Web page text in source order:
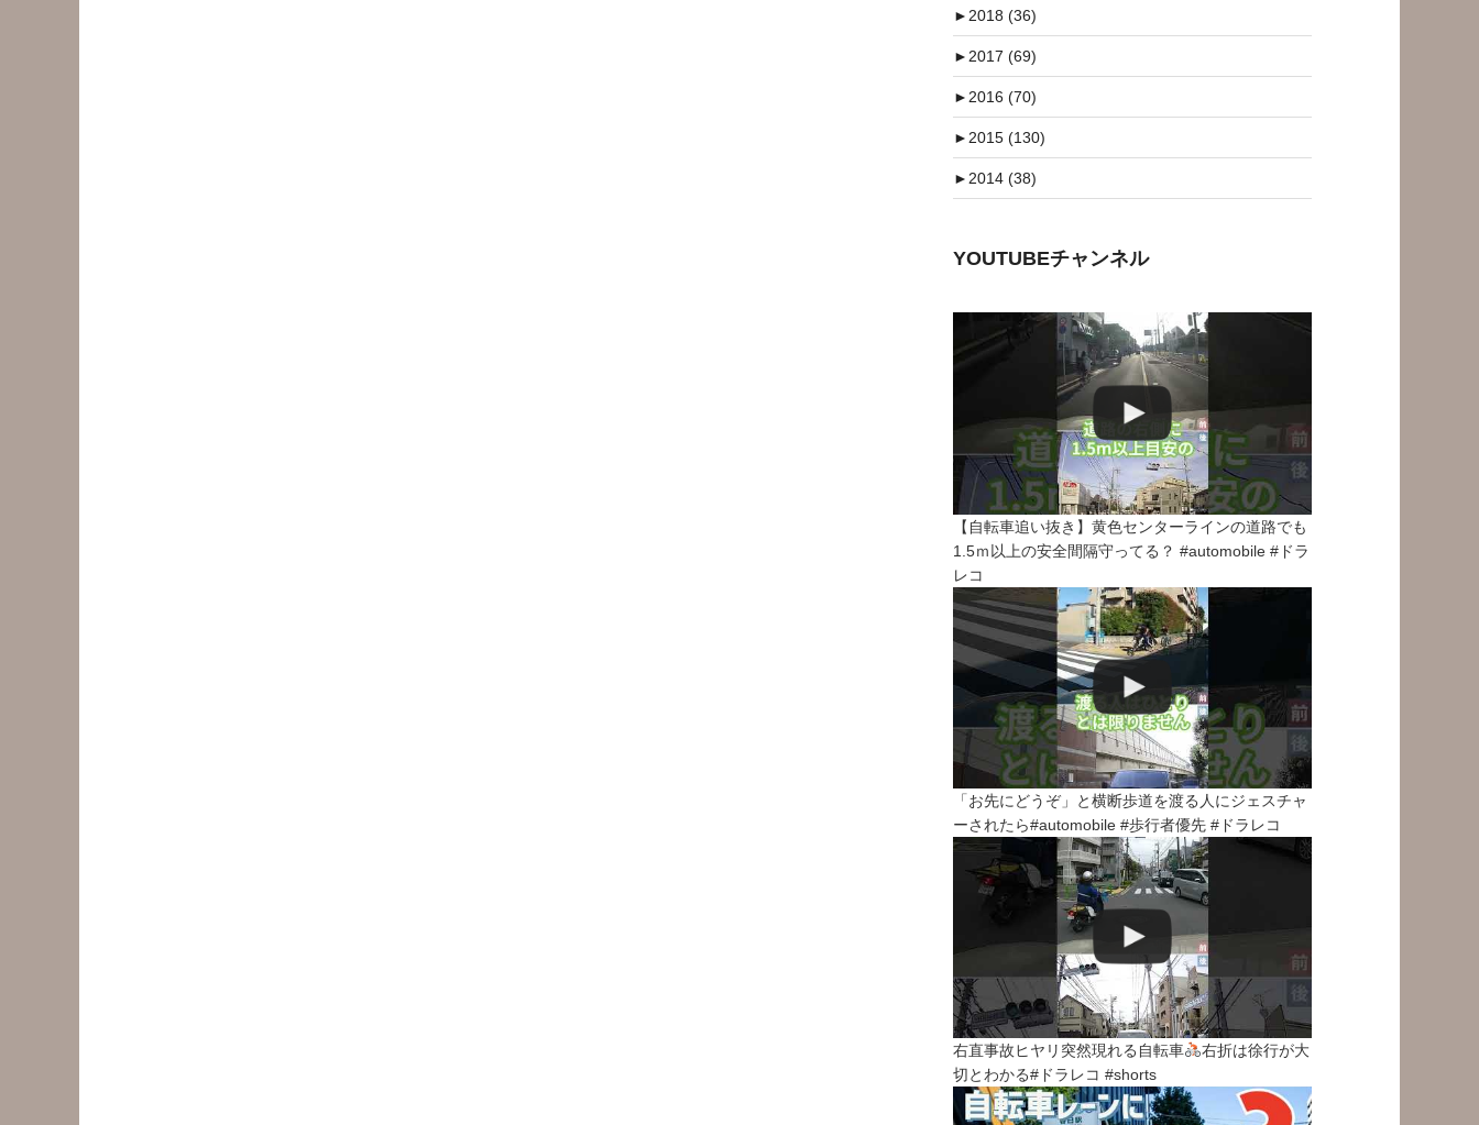
►2018 (36)
►2017 (69)
►2016 (70)
►2015 (130)
►2014 (38)
YOUTUBEチャンネル
【自転車追い抜き】黄色センターラインの道路でも
1.5ｍ以上の安全間隔守ってる？ #automobile #ドラ
レコ
「お先にどうぞ」と横断歩道を渡る人にジェスチャ
ーされたら#automobile #歩行者優先 #ドラレコ
右直事故ヒヤリ突然現れる自転車
右折は徐行が大
切とわかる#ドラレコ #shorts